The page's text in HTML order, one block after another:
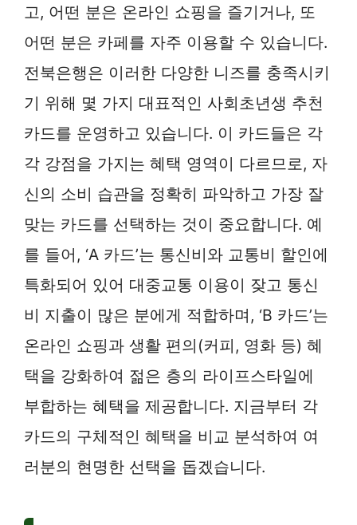
고, 어떤 분은 온라인 쇼핑을 즐기거나, 또
어떤 분은 카페를 자주 이용할 수 있습니다.
전북은행은 이러한 다양한 니즈를 충족시키
기 위해 몇 가지 대표적인 사회초년생 추천
카드를 운영하고 있습니다. 이 카드들은 각
각 강점을 가지는 혜택 영역이 다르므로, 자
신의 소비 습관을 정확히 파악하고 가장 잘
맞는 카드를 선택하는 것이 중요합니다. 예
를 들어, ‘A 카드’는 통신비와 교통비 할인에
특화되어 있어 대중교통 이용이 잦고 통신
비 지출이 많은 분에게 적합하며, ‘B 카드’는
온라인 쇼핑과 생활 편의(커피, 영화 등) 혜
택을 강화하여 젊은 층의 라이프스타일에
부합하는 혜택을 제공합니다. 지금부터 각
카드의 구체적인 혜택을 비교 분석하여 여
러분의 현명한 선택을 돕겠습니다.